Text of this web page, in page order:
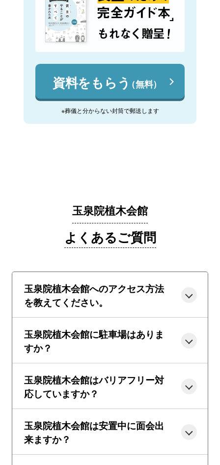
資料をもらう（無料）
※葬儀と分からない封筒で郵送します
玉泉院植木会館
よくあるご質問
玉泉院植木会館へのアクセス方法
を教えてください。
玉泉院植木会館に駐車場はありま
すか？
玉泉院植木会館はバリアフリー対
応していますか？
玉泉院植木会館は安置中に面会出
来ますか？